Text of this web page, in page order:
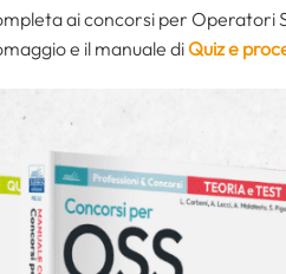
ai concorsi per Operatori
e il manuale diQuiz e